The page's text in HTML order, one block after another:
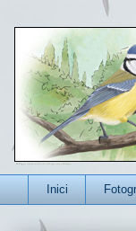
Un blog per conèixer millor els ocells que viuen a Catalunya
Inici